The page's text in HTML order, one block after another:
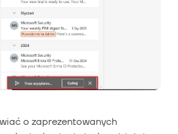
o zaprezentowanych